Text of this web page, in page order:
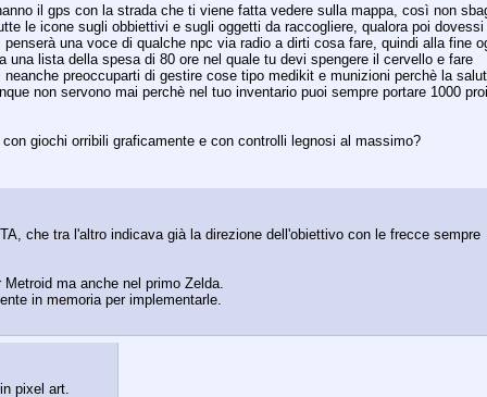
il gps con la strada che ti viene fatta vedere sulla mappa, così non
le icone sugli obbiettivi e sugli oggetti da raccogliere, qualora poi
una voce di qualche npc via radio a dirti cosa fare, quindi alla fine
lista della spesa di 80 ore nel quale tu devi spengere il cervello e fare
preoccuparti di gestire cose tipo medikit e munizioni perchè la
non servono mai perchè nel tuo inventario puoi sempre portare 1000
giochi orribili graficamente e con controlli legnosi al massimo?
che tra l'altro indicava già la direzione dell'obiettivo con le frecce sempre
ma anche nel primo Zelda.
in memoria per implementarle.
pixel art.